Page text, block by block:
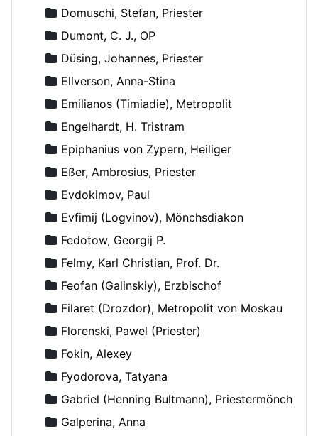
Domuschi, Stefan, Priester
Dumont, C. J., OP
Düsing, Johannes, Priester
Ellverson, Anna-Stina
Emilianos (Timiadie), Metropolit
Engelhardt, H. Tristram
Epiphanius von Zypern, Heiliger
Eßer, Ambrosius, Priester
Evdokimov, Paul
Evfimij (Logvinov), Mönchsdiakon
Fedotow, Georgij P.
Felmy, Karl Christian, Prof. Dr.
Feofan (Galinskiy), Erzbischof
Filaret (Drozdor), Metropolit von Moskau
Florenski, Pawel (Priester)
Fokin, Alexey
Fyodorova, Tatyana
Gabriel (Henning Bultmann), Priestermönch
Galperina, Anna